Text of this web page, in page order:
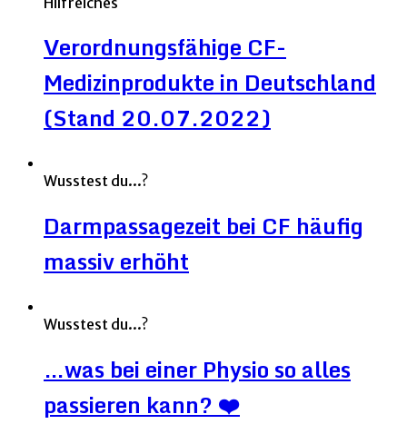
Verordnungsfähige CF-
Medizinprodukte in Deutschland
(Stand 20.07.2022)
Wusstest du...?
Darmpassagezeit bei CF häufig
massiv erhöht
Wusstest du...?
…was bei einer Physio so alles
passieren kann? ❤️